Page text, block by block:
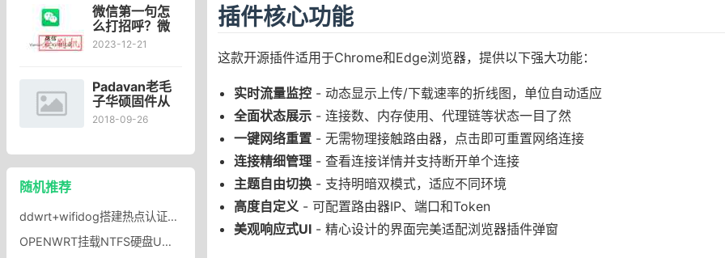
片
微信第一句怎
么打招呼？微
信建议：聊天
2023-12-21
Padavan老毛
子华硕固件从
路由表提取获
2018-09-26
随机推荐
ddwrt+wifidog搭建热点认证系统(无线路由器web认证）
OPENWRT挂载NTFS硬盘U盘OPENWRT支持读写NTFS分区
插件核心功能
这款开源插件适用于Chrome和Edge浏览器，提供以下强大功能：
实时流量监控- 动态显示上传/下载速率的折线图，单位自动适应
全面状态展示- 连接数、内存使用、代理链等状态一目了然
一键网络重置- 无需物理接触路由器，点击即可重置网络连接
连接精细管理- 查看连接详情并支持断开单个连接
主题自由切换- 支持明暗双模式，适应不同环境
高度自定义 - 可配置路由器IP、端口和Token
美观响应式UI- 精心设计的界面完美适配浏览器插件弹窗